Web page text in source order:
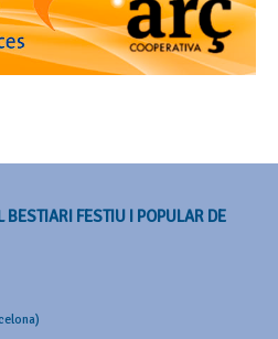
BESTIARI FESTIU I POPULAR DE